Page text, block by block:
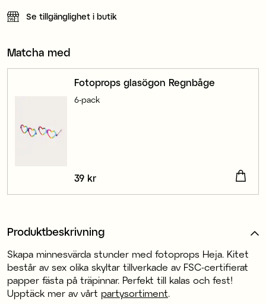
Se tillgänglighet i butik
Matcha med
Fotoprops glasögon Regnbåge
6-pack
Pris:
39 kr
Produktbeskrivning
Skapa minnesvärda stunder med fotoprops Heja. Kitet
består av sex olika skyltar tillverkade av FSC-certifierat
papper fästa på träpinnar. Perfekt till kalas och fest!
Upptäck mer av vårt partysortiment